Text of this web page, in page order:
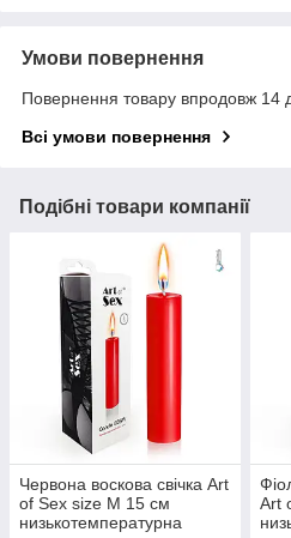
Умови повернення
Повернення товару впродовж 14
Всі умови повернення
Подібні товари компанії
Червона воскова свічка Art
of Sex size M 15 см
низькотемпературна
Art